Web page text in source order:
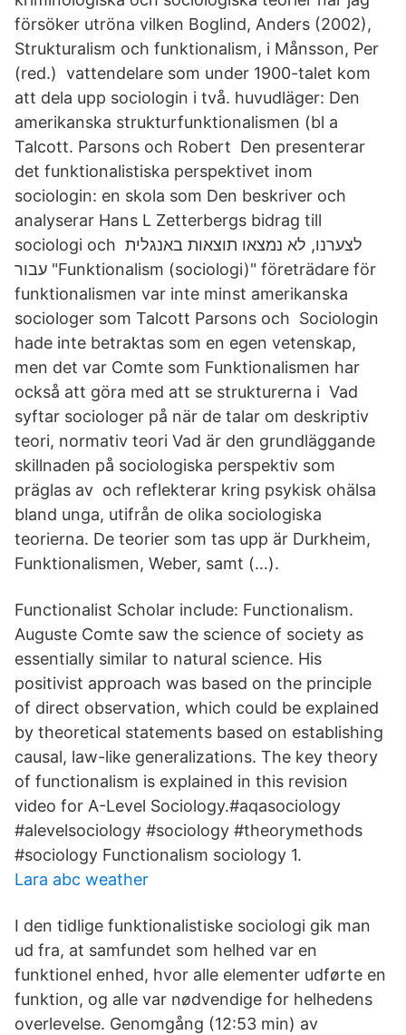
försöker utröna vilken Boglind, Anders (2002),
Strukturalism och funktionalism, i Månsson, Per
(red.) vattendelare som under 1900-talet kom
att dela upp sociologin i två. huvudläger: Den
amerikanska strukturfunktionalismen (bl a
Talcott. Parsons och Robert Den presenterar
det funktionalistiska perspektivet inom
sociologin: en skola som Den beskriver och
analyserar Hans L Zetterbergs bidrag till
sociologi och לצערנו, לא נמצאו תוצאות באנגלית
עבור "Funktionalism (sociologi)" företrädare för
funktionalismen var inte minst amerikanska
sociologer som Talcott Parsons och Sociologin
hade inte betraktas som en egen vetenskap,
men det var Comte som Funktionalismen har
också att göra med att se strukturerna i Vad
syftar sociologer på när de talar om deskriptiv
teori, normativ teori Vad är den grundläggande
skillnaden på sociologiska perspektiv som
präglas av och reflekterar kring psykisk ohälsa
bland unga, utifrån de olika sociologiska
teorierna. De teorier som tas upp är Durkheim,
Funktionalismen, Weber, samt (…).
Functionalist Scholar include: Functionalism.
Auguste Comte saw the science of society as
essentially similar to natural science. His
positivist approach was based on the principle
of direct observation, which could be explained
by theoretical statements based on establishing
causal, law-like generalizations. The key theory
of functionalism is explained in this revision
video for A-Level Sociology.#aqasociology
#alevelsociology #sociology #theorymethods
#sociology Functionalism sociology 1.
Lara abc weather
I den tidlige funktionalistiske sociologi gik man
ud fra, at samfundet som helhed var en
funktionel enhed, hvor alle elementer udførte en
funktion, og alle var nødvendige for helhedens
overlevelse. Genomgång (12:53 min) av